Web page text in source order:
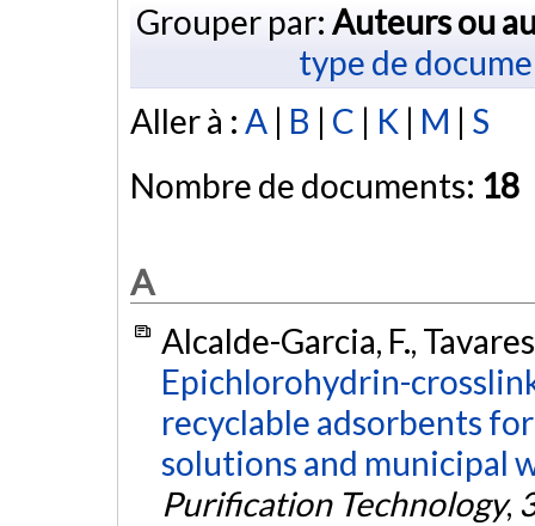
Grouper par: Auteurs ou
type de
Aller à : A | B | C | K | M | S
Nombre de documents: 18
A
Alcalde-Garcia, F.,
Epichlorohydrin-
recyclable adsorbents
solutions and municipal
Purification Technology,